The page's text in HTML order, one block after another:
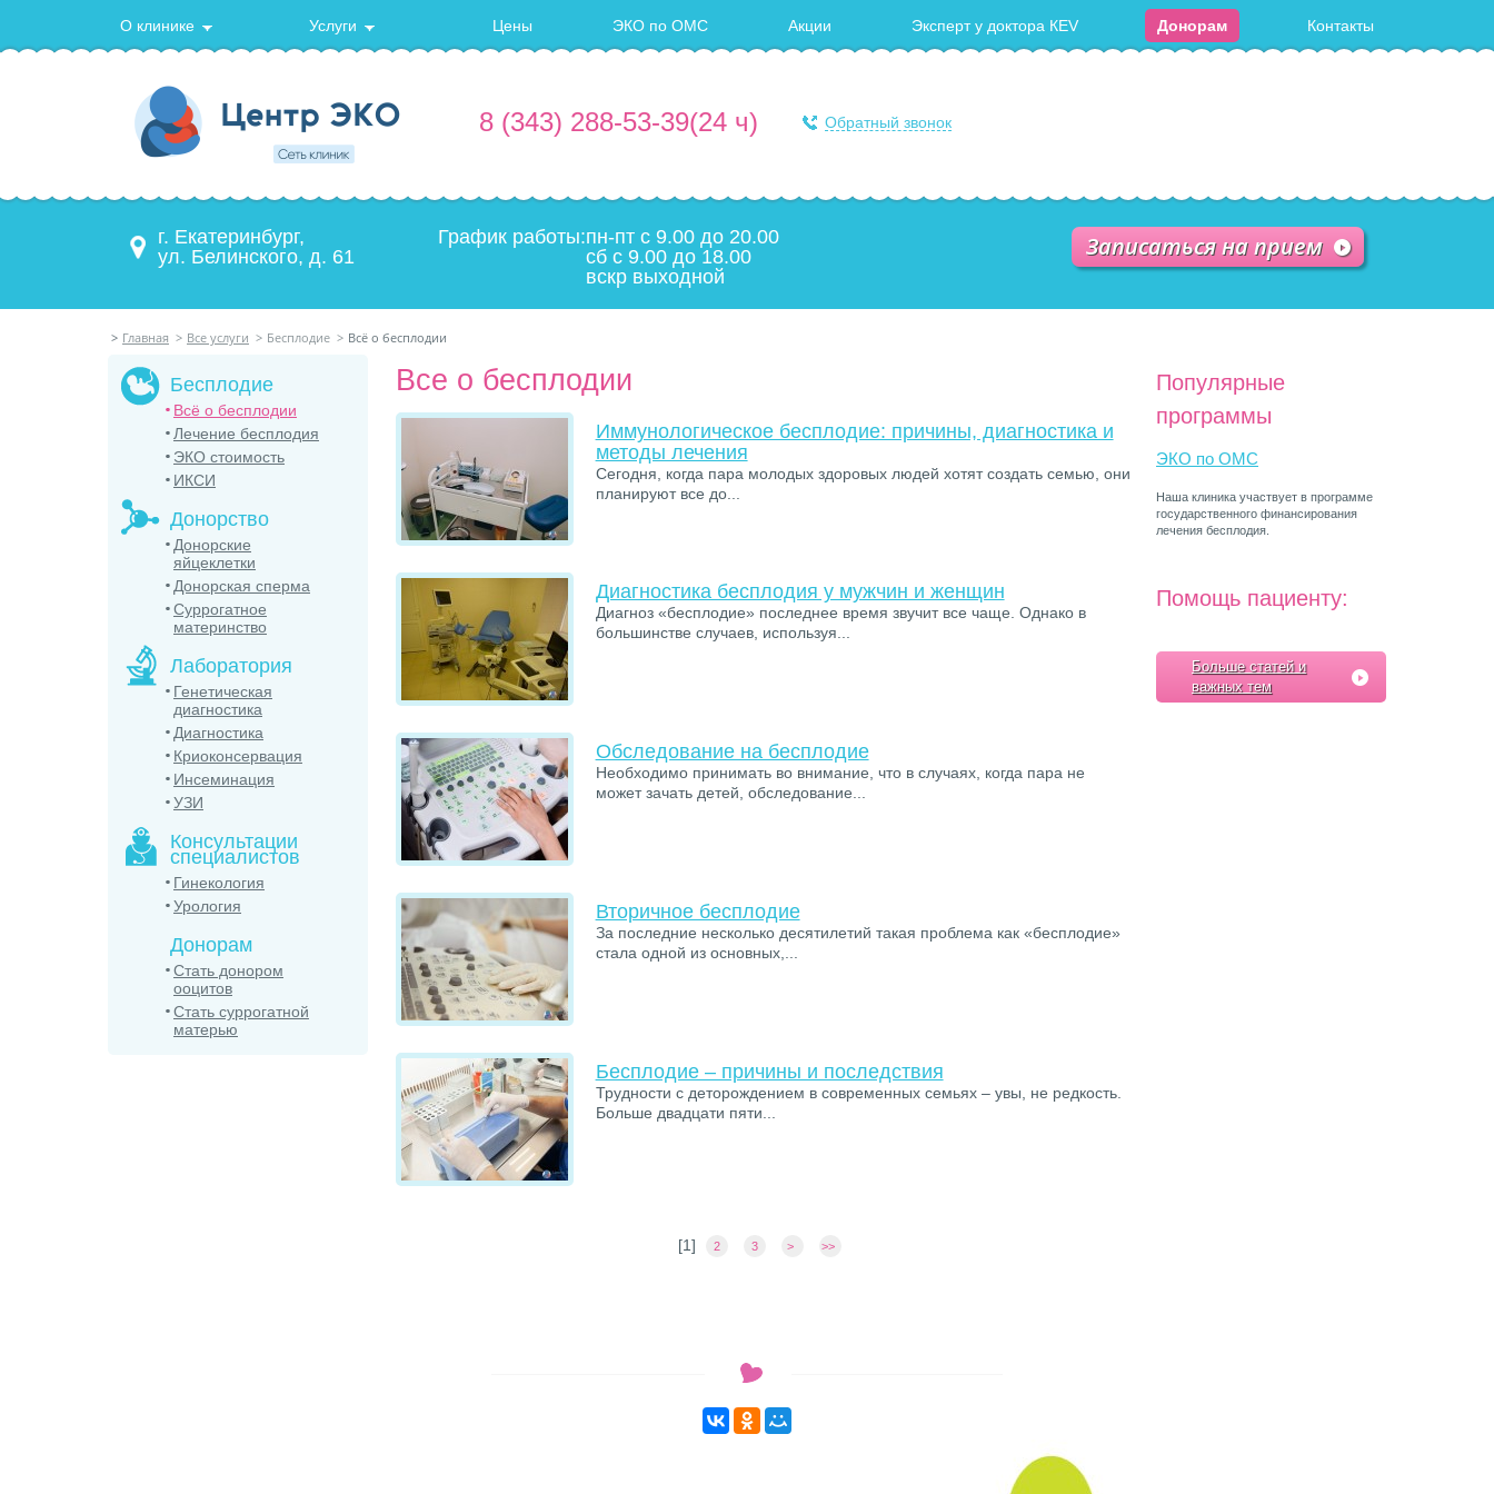
О клинике Услуги Цены ЭКО по ОМС Акции Эксперт у доктора КЕV Донорам Контакты
8 (343) 288-53-39(24 ч) Обратный звонок
г. Екатеринбург,
ул. Белинского, д. 61
График работы:пн-пт с 9.00 до 20.00
сб с 9.00 до 18.00
вскр выходной
Записаться на прием
> Главная > Все услуги > Бесплодие > Всё о бесплодии
Бесплодие
Всё о бесплодии
Лечение бесплодия
ЭКО стоимость
ИКСИ
Донорство
Донорские
яйцеклетки
Донорская сперма
Суррогатное
материнство
Лаборатория
Генетическая
диагностика
Диагностика
Криоконсервация
Инсеминация
УЗИ
Консультации
специалистов
Гинекология
Урология
Донорам
Стать донором
ооцитов
Стать суррогатной
матерью
Все о бесплодии
Иммунологическое бесплодие: причины, диагностика и
методы лечения
Сегодня, когда пара молодых здоровых людей хотят создать семью, они
планируют все до...
Диагностика бесплодия у мужчин и женщин
Диагноз «бесплодие» последнее время звучит все чаще. Однако в
большинстве случаев, используя...
Обследование на бесплодие
Необходимо принимать во внимание, что в случаях, когда пара не
может зачать детей, обследование...
Вторичное бесплодие
За последние несколько десятилетий такая проблема как «бесплодие»
стала одной из основных,...
Бесплодие – причины и последствия
Трудности с деторождением в современных семьях – увы, не редкость.
Больше двадцати пяти...
[1] 2 3 > >>
Популярные
программы
ЭКО по ОМС
Наша клиника участвует в программе
государственного финансирования
лечения бесплодия.
Помощь пациенту:
Больше статей и
важных тем